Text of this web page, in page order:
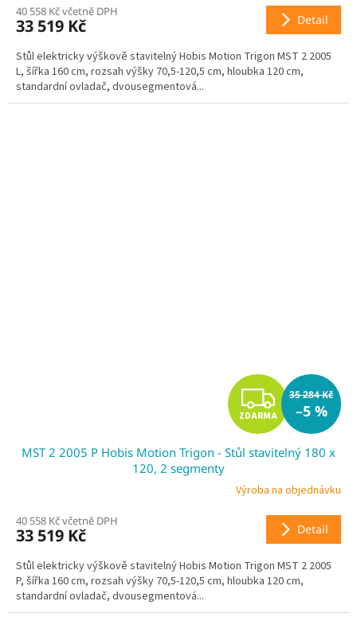
M
A
40 558 Kč včetně DPH
33 519 Kč Detail
Stůl elektricky výškově stavitelný Hobis Motion Trigon MST 2 2005
L, šířka 160 cm, rozsah výšky 70,5-120,5 cm, hloubka 120 cm,
standardní ovladač, dvousegmentová...
Z
D
A
R
M
A
ZDARMA
35 284 Kč
–5 %
MST 2 2005 P Hobis Motion Trigon - Stůl stavitelný 180 x
120, 2 segmenty
Výroba na objednávku
40 558 Kč včetně DPH
33 519 Kč Detail
Stůl elektricky výškově stavitelný Hobis Motion Trigon MST 2 2005
P, šířka 160 cm, rozsah výšky 70,5-120,5 cm, hloubka 120 cm,
standardní ovladač, dvousegmentová...